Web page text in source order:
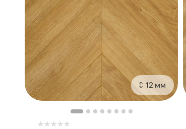
12 мм
★★★★★